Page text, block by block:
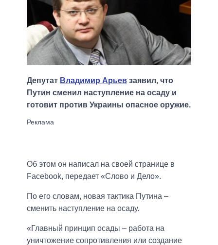
Депутат Владимир Арьев заявил, что
Путин сменил наступление на осаду и
готовит против Украины опасное оружие.
Об этом он написал на своей странице в
Facebook, передает «Слово и Дело».
По его словам, новая тактика Путина –
сменить наступление на осаду.
«Главный принцип осады – работа на
уничтожение сопротивления или создание